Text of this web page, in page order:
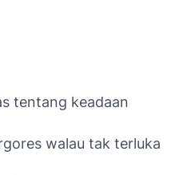
tentang keadaan
walau tak terluka